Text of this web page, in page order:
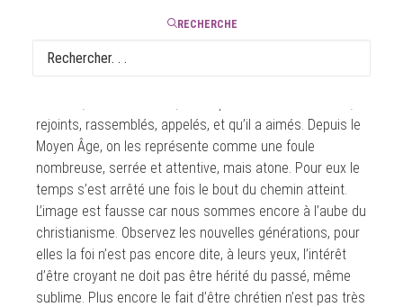
RECHERCHE
anonymes, ceux qui regardent le Fils en face puisque
rejoints, rassemblés, appelés, et qu’il a aimés. Depuis le
Moyen Âge, on les représente comme une foule
nombreuse, serrée et attentive, mais atone. Pour eux le
temps s’est arrêté une fois le bout du chemin atteint.
L’image est fausse car nous sommes encore à l’aube du
christianisme. Observez les nouvelles générations, pour
elles la foi n’est pas encore dite, à leurs yeux, l’intérêt
d’être croyant ne doit pas être hérité du passé, même
sublime. Plus encore le fait d’être chrétien n’est pas très